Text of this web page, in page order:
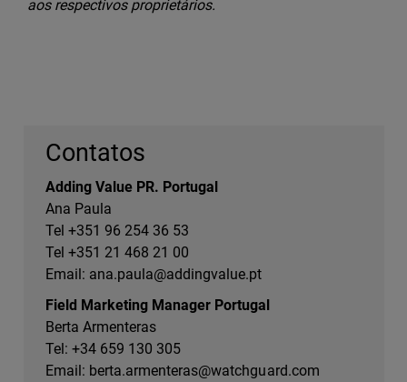
aos respectivos proprietários.
Contatos
Adding Value PR. Portugal
Ana Paula
Tel +351 96 254 36 53
Tel +351 21 468 21 00
Email: ana.paula@addingvalue.pt
Field Marketing Manager Portugal
Berta Armenteras
Tel: +34 659 130 305
Email: berta.armenteras@watchguard.com